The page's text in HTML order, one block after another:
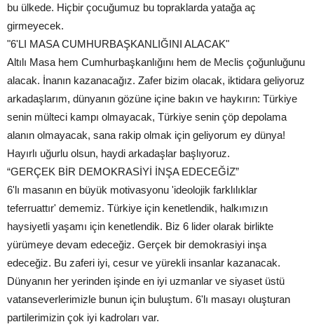
bu ülkede. Hiçbir çocuğumuz bu topraklarda yatağa aç
girmeyecek.
"6'LI MASA CUMHURBAŞKANLIĞINI ALACAK"
Altılı Masa hem Cumhurbaşkanlığını hem de Meclis çoğunluğunu
alacak. İnanın kazanacağız. Zafer bizim olacak, iktidara geliyoruz
arkadaşlarım, dünyanın gözüne içine bakın ve haykırın: Türkiye
senin mülteci kampı olmayacak, Türkiye senin çöp depolama
alanın olmayacak, sana rakip olmak için geliyorum ey dünya!
Hayırlı uğurlu olsun, haydi arkadaşlar başlıyoruz.
“GERÇEK BİR DEMOKRASİYİ İNŞA EDECEĞİZ”
6'lı masanın en büyük motivasyonu 'ideolojik farklılıklar
teferruattır' dememiz. Türkiye için kenetlendik, halkımızın
haysiyetli yaşamı için kenetlendik. Biz 6 lider olarak birlikte
yürümeye devam edeceğiz. Gerçek bir demokrasiyi inşa
edeceğiz. Bu zaferi iyi, cesur ve yürekli insanlar kazanacak.
Dünyanın her yerinden işinde en iyi uzmanlar ve siyaset üstü
vatanseverlerimizle bunun için buluştum. 6'lı masayı oluşturan
partilerimizin çok iyi kadroları var.